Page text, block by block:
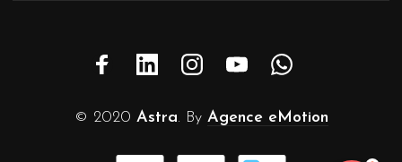
© 2020 Astra. By Agence eMotion